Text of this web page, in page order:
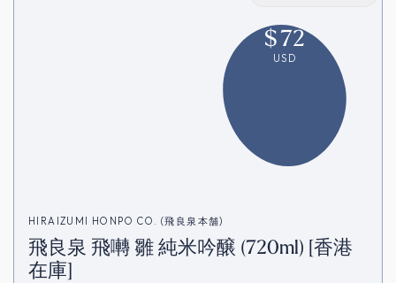
$72
USD
HIRAIZUMI HONPO CO. (飛良泉本舗)
飛良泉 飛囀 雛 純米吟醸 (720ml) [香港
在庫]